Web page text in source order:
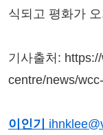
식되고 평화가
기사출처:
centre/news/
이인기